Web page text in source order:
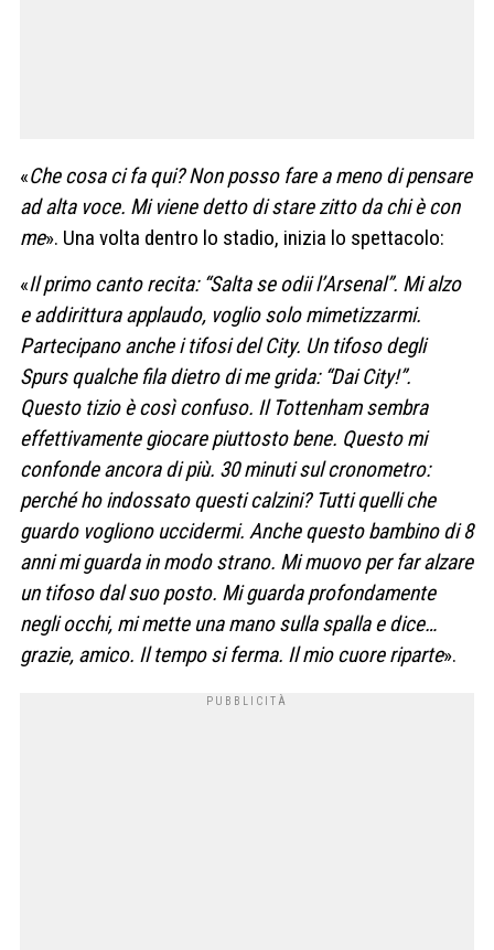
«Che cosa ci fa qui? Non posso fare a meno di pensare
ad alta voce. Mi viene detto di stare zitto da chi è con
me». Una volta dentro lo stadio, inizia lo spettacolo:
«Il primo canto recita: “Salta se odii l’Arsenal”. Mi alzo
e addirittura applaudo, voglio solo mimetizzarmi.
Partecipano anche i tifosi del City. Un tifoso degli
Spurs qualche fila dietro di me grida: “Dai City!”.
Questo tizio è così confuso. Il Tottenham sembra
effettivamente giocare piuttosto bene. Questo mi
confonde ancora di più. 30 minuti sul cronometro:
perché ho indossato questi calzini? Tutti quelli che
guardo vogliono uccidermi. Anche questo bambino di 8
anni mi guarda in modo strano. Mi muovo per far alzare
un tifoso dal suo posto. Mi guarda profondamente
negli occhi, mi mette una mano sulla spalla e dice…
grazie, amico. Il tempo si ferma. Il mio cuore riparte».